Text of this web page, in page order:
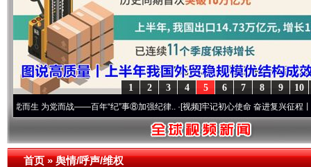
10
9
8
7
6
5
4
3
2
1
党而战——百年“纪”事⑧加强纪律..·[视频]牢记初心使命 奋进复兴征程丨“转折之城”
首页»舆情/呼声/维权